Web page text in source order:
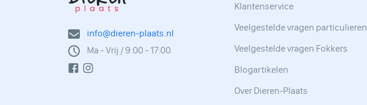
info@dieren-plaats.nl
Ma - Vrij / 9:00 - 17:00
Klantenservice
Veelgestelde vragen particulieren
Veelgestelde vragen Fokkers
Blogartikelen
Over Dieren-Plaats